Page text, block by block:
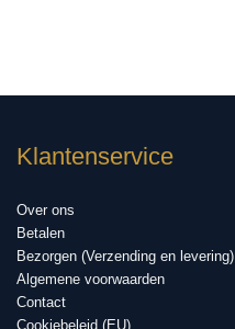
Klantenservice
Over ons
Betalen
Bezorgen (Verzending en levering)
Algemene voorwaarden
Contact
Cookiebeleid (EU)